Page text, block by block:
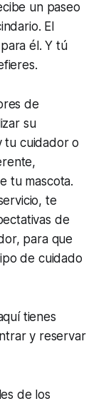
un paseo
El
él. Y tú
de
su
tu cuidador o
tu mascota.
te
de
para que
de cuidado
tienes
y reservar
de los